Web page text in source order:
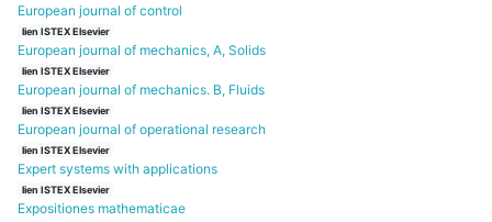
European journal of control
lien ISTEX Elsevier
European journal of mechanics, A, Solids
lien ISTEX Elsevier
European journal of mechanics. B, Fluids
lien ISTEX Elsevier
European journal of operational research
lien ISTEX Elsevier
Expert systems with applications
lien ISTEX Elsevier
Expositiones mathematicae